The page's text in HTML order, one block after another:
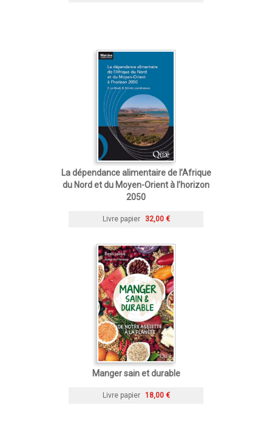
La dépendance alimentaire de l’Afrique
du Nord et du Moyen-Orient à l’horizon
2050
Livre papier 32,00 €
Manger sain et durable
Livre papier 18,00 €